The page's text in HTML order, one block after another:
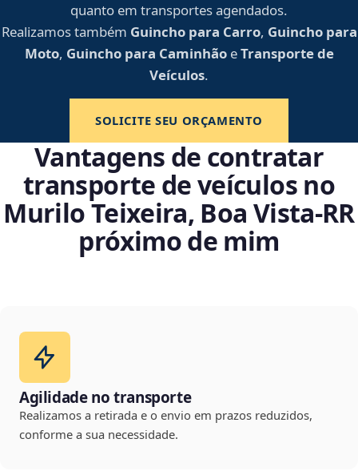
quanto em transportes agendados.
Realizamos também Guincho para Carro, Guincho para
Moto, Guincho para CaminhãoeTransporte de
Veículos.
SOLICITE SEU ORÇAMENTO
Vantagens de contratar
transporte de veículos no
Murilo Teixeira, Boa Vista‑RR
próximo de mim
Agilidade no transporte
Realizamos a retirada e o envio em prazos reduzidos,
conforme a sua necessidade.